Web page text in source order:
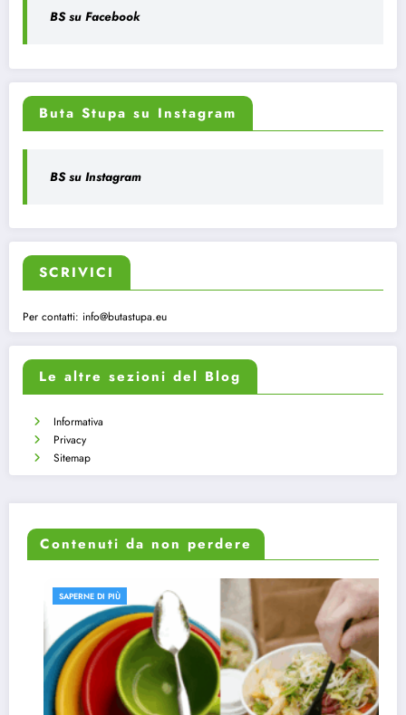
BS su Facebook
Buta Stupa su Instagram
BS su Instagram
SCRIVICI
Per contatti: info@butastupa.eu
Le altre sezioni del Blog
Informativa
Privacy
Sitemap
Contenuti da non perdere
SAPERNE DI PIÙ